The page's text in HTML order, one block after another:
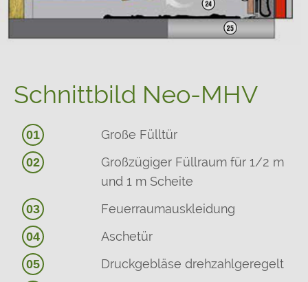
Schnittbild Neo-MHV
01 Große Fülltür
02
Großzügiger Füllraum für 1/2 m
und 1 m Scheite
03 Feuerraumauskleidung
04 Aschetür
05 Druckgebläse drehzahlgeregelt